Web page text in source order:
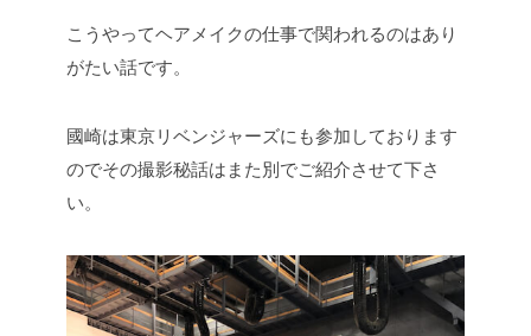
こうやってヘアメイクの仕事で関われるのはあり
がたい話です。
國崎は東京リベンジャーズにも参加しております
のでその撮影秘話はまた別でご紹介させて下さ
い。